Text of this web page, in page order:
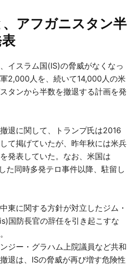
アフガニスタン半
イスラム国(IS)の脅威がなくなっ
2,000人を、続いて14,000人の米
タンから半数を撤退する計画を発
退に関して、トランプ氏は2016
て掲げていたが、昨年秋には米兵
発表していた。なお、米国は
た同時多発テロ事件以降、駐留し
東に関する方針が対立したジム・
国防長官の辞任を引き起こすな
ジー・グラハム上院議員など共和
退は、ISの脅威が再び増す危険性